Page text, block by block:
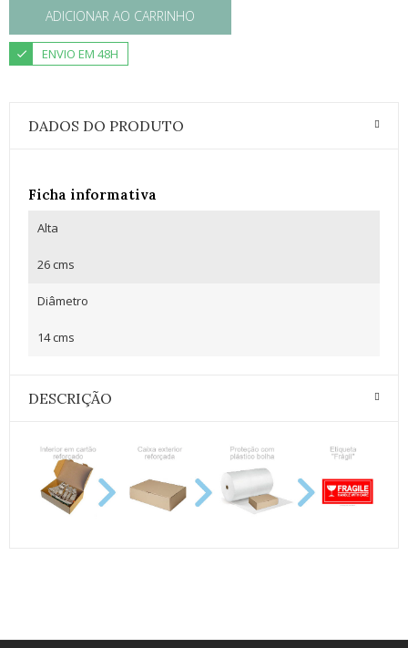
ADICIONAR AO CARRINHO
ENVIO EM 48H
DADOS DO PRODUTO
Ficha informativa
Alta
26 cms
Diâmetro
14 cms
DESCRIÇÃO